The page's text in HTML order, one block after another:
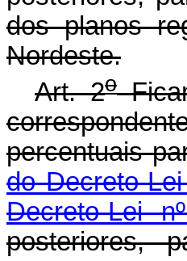
dos planos
Nordeste.
Art. 2o
percentuais
do Decreto-
Decreto-Lei
posteriores,